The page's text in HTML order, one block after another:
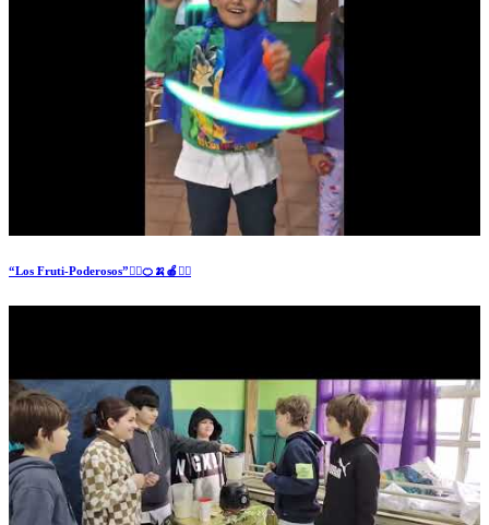
“Los Fruti-Poderosos”🦸‍♂️🍊🍌🍎🦸‍♀️